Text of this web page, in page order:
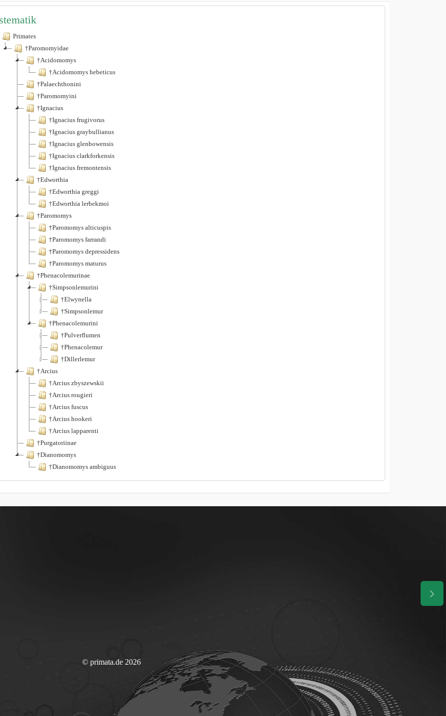
Primates
†Paromomyidae
†Acidomomys
†Acidomomys hebeticus
†Palaechthonini
†Paromomyini
†Ignacius
†Ignacius frugivorus
†Ignacius graybullianus
†Ignacius glenbowensis
†Ignacius clarkforkensis
†Ignacius fremontensis
†Edworthia
†Edworthia greggi
†Edworthia lerbekmoi
†Paromomys
†Paromomys alticuspis
†Paromomys farrandi
†Paromomys depressidens
†Paromomys maturus
†Phenacolemurinae
†Simpsonlemurini
†Elwynella
†Simpsonlemur
†Phenacolemurini
†Pulverflumen
†Phenacolemur
†Dillerlemur
†Arcius
†Arcius zbyszewskii
†Arcius rougieri
†Arcius fuscus
†Arcius hookeri
†Arcius lapparenti
†Purgatoriinae
†Dianomomys
†Dianomomys ambiguus
© primata.de 2026